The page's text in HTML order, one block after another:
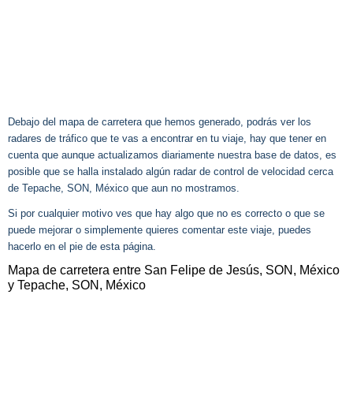
Debajo del mapa de carretera que hemos generado, podrás ver los
radares de tráfico que te vas a encontrar en tu viaje, hay que tener en
cuenta que aunque actualizamos diariamente nuestra base de datos, es
posible que se halla instalado algún radar de control de velocidad cerca
de Tepache, SON, México que aun no mostramos.
Si por cualquier motivo ves que hay algo que no es correcto o que se
puede mejorar o simplemente quieres comentar este viaje, puedes
hacerlo en el pie de esta página.
Mapa de carretera entre San Felipe de Jesús, SON, México
y Tepache, SON, México